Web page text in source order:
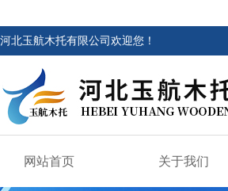
河北玉航木托有限公司欢迎您！
网站首页 关于我们